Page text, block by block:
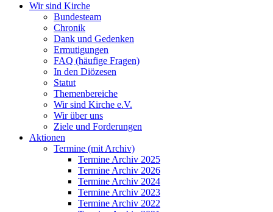
Wir sind Kirche
Bundesteam
Chronik
Dank und Gedenken
Ermutigungen
FAQ (häufige Fragen)
In den Diözesen
Statut
Themenbereiche
Wir sind Kirche e.V.
Wir über uns
Ziele und Forderungen
Aktionen
Termine (mit Archiv)
Termine Archiv 2025
Termine Archiv 2026
Termine Archiv 2024
Termine Archiv 2023
Termine Archiv 2022